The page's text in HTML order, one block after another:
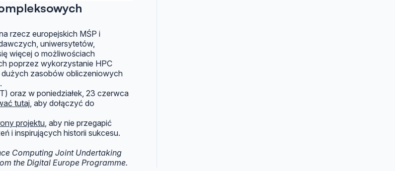
rzecz europejskich MŚP i
uniwersytetów,
więcej o możliwościach
poprzez wykorzystanie HPC
zasobów obliczeniowych
oraz w poniedziałek, 23 czerwca
tutaj, aby dołączyć do
projektu, aby nie przegapić
i inspirujących historii sukcesu.
Computing Joint Undertaking
the Digital Europe Programme.